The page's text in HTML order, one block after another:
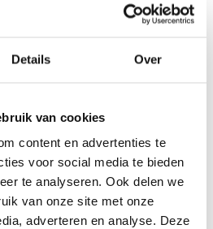
Details Over
van cookies
content en advertenties te
voor social media te bieden
te analyseren. Ook delen we
van onze site met onze
adverteren en analyse. Deze
17:00 uur Za: 10:00 -
Zaterdag alléén voor
tandtechnisch lab aan het
Bel direct